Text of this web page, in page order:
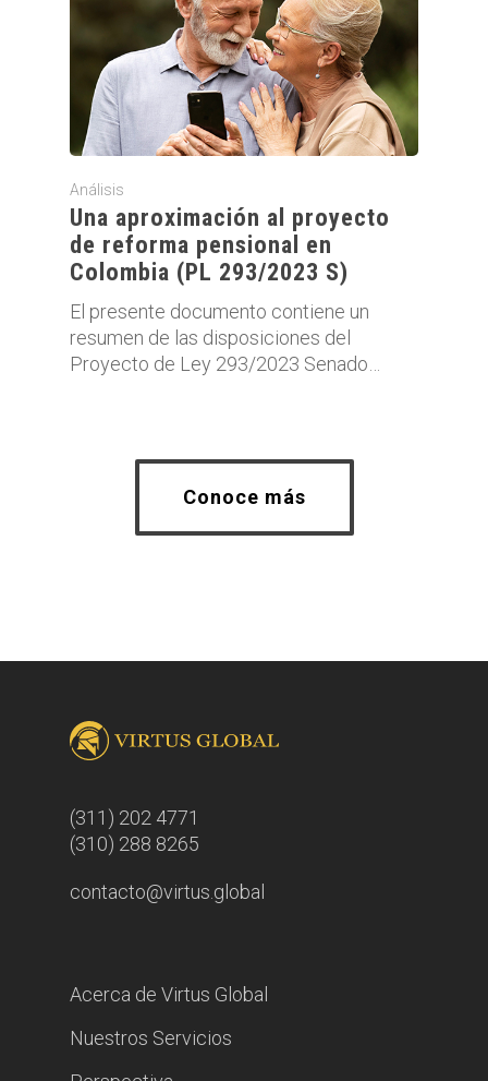
Análisis
Una aproximación al proyecto
de reforma pensional en
Colombia (PL 293/2023 S)
El presente documento contiene un
resumen de las disposiciones del
Proyecto de Ley 293/2023 Senado…
Conoce más
(311) 202 4771
(310) 288 8265
contacto@virtus.global
Acerca de Virtus Global
Nuestros Servicios